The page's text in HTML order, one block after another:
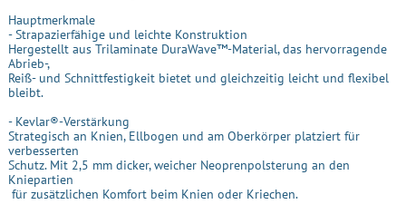
Hauptmerkmale
- Strapazierfähige und leichte Konstruktion
Hergestellt aus Trilaminate DuraWave™-Material, das hervorragende
Abrieb-,
Reiß- und Schnittfestigkeit bietet und gleichzeitig leicht und flexibel
bleibt.
- Kevlar®-Verstärkung
Strategisch an Knien, Ellbogen und am Oberkörper platziert für
verbesserten
Schutz. Mit 2,5 mm dicker, weicher Neoprenpolsterung an den
Kniepartien
für zusätzlichen Komfort beim Knien oder Kriechen.